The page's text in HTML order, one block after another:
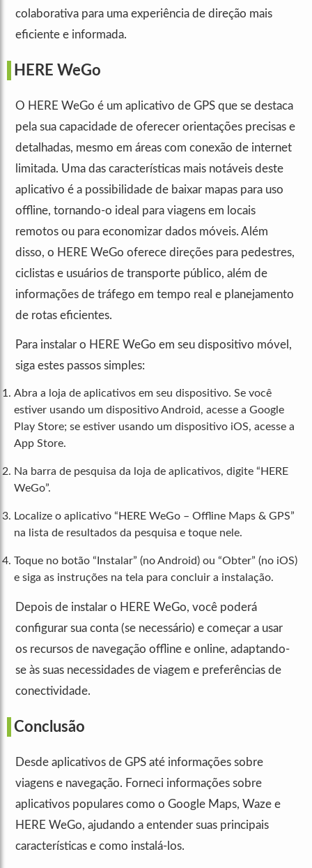
colaborativa para uma experiência de direção mais
eficiente e informada.
HERE WeGo
O HERE WeGo é um aplicativo de GPS que se destaca
pela sua capacidade de oferecer orientações precisas e
detalhadas, mesmo em áreas com conexão de internet
limitada. Uma das características mais notáveis deste
aplicativo é a possibilidade de baixar mapas para uso
offline, tornando-o ideal para viagens em locais
remotos ou para economizar dados móveis. Além
disso, o HERE WeGo oferece direções para pedestres,
ciclistas e usuários de transporte público, além de
informações de tráfego em tempo real e planejamento
de rotas eficientes.
Para instalar o HERE WeGo em seu dispositivo móvel,
siga estes passos simples:
Abra a loja de aplicativos em seu dispositivo. Se você
estiver usando um dispositivo Android, acesse a Google
Play Store; se estiver usando um dispositivo iOS, acesse a
App Store.
Na barra de pesquisa da loja de aplicativos, digite “HERE
WeGo”.
Localize o aplicativo “HERE WeGo – Offline Maps & GPS”
na lista de resultados da pesquisa e toque nele.
Toque no botão “Instalar” (no Android) ou “Obter” (no iOS)
e siga as instruções na tela para concluir a instalação.
Depois de instalar o HERE WeGo, você poderá
configurar sua conta (se necessário) e começar a usar
os recursos de navegação offline e online, adaptando-
se às suas necessidades de viagem e preferências de
conectividade.
Conclusão
Desde aplicativos de GPS até informações sobre
viagens e navegação. Forneci informações sobre
aplicativos populares como o Google Maps, Waze e
HERE WeGo, ajudando a entender suas principais
características e como instalá-los.